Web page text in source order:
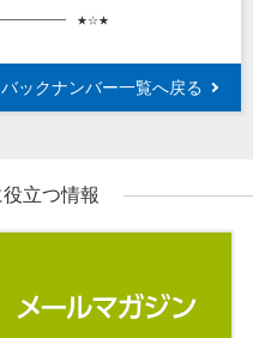
★☆★
バックナンバー一覧へ戻る
立つ情報